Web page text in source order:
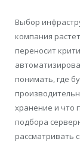
Выбор
компания
переносит
понимать, где
хранение и что
подбора
рассматривать